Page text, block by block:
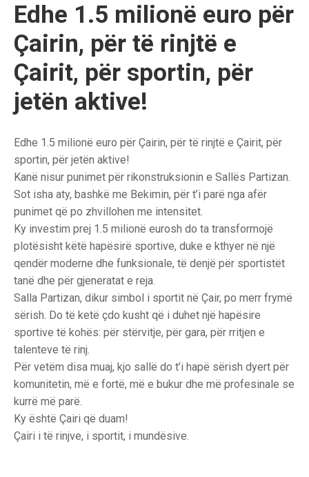
NA
KONTAKTO
Edhe 1.5 milionë euro për
Çairin, për të rinjtë e
Çairit, për sportin, për
jetën aktive!
Edhe 1.5 milionë euro për Çairin, për të rinjtë e Çairit, për
sportin, për jetën aktive!
Kanë nisur punimet për rikonstruksionin e Sallës Partizan.
Sot isha aty, bashkë me Bekimin, për t’i parë nga afër
punimet që po zhvillohen me intensitet.
Ky investim prej 1.5 milionë eurosh do ta transformojë
plotësisht këtë hapësirë sportive, duke e kthyer në një
qendër moderne dhe funksionale, të denjë për sportistët
tanë dhe për gjeneratat e reja.
Salla Partizan, dikur simbol i sportit në Çair, po merr frymë
sërish. Do të ketë çdo kusht që i duhet një hapësire
sportive të kohës: për stërvitje, për gara, për rritjen e
talenteve të rinj.
Për vetëm disa muaj, kjo sallë do t’i hapë sërish dyert për
komunitetin, më e fortë, më e bukur dhe më profesinale se
kurrë më parë.
Ky është Çairi që duam!
Çairi i të rinjve, i sportit, i mundësive.